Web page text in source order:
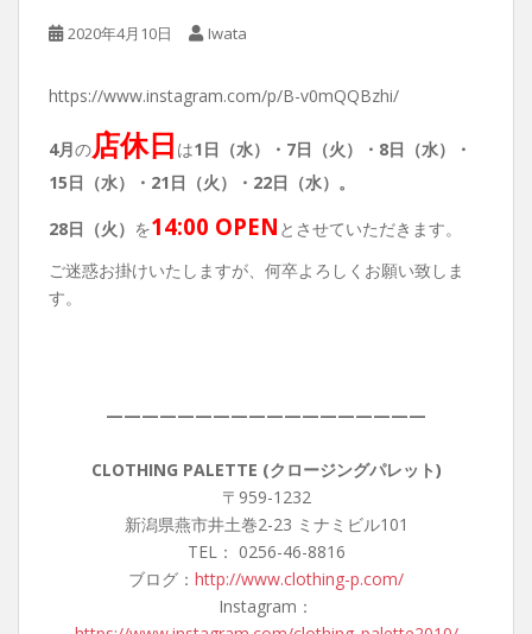
2020年4月10日 Iwata
https://www.instagram.com/p/B-v0mQQBzhi/
4月の店休日 は1日（水）・7日（火）・8日（水）・
15日（水）・21日（火）・22日（水）。
28日（火） を14:00 OPEN とさせていただきます。
ご迷惑お掛けいたしますが、何卒よろしくお願い致しま
す。
——————————————————
CLOTHING PALETTE (クロージングパレット)
〒959-1232
新潟県燕市井土巻2-23 ミナミビル101
TEL： 0256-46-8816
ブログ： http://www.clothing-p.com/
Instagram：